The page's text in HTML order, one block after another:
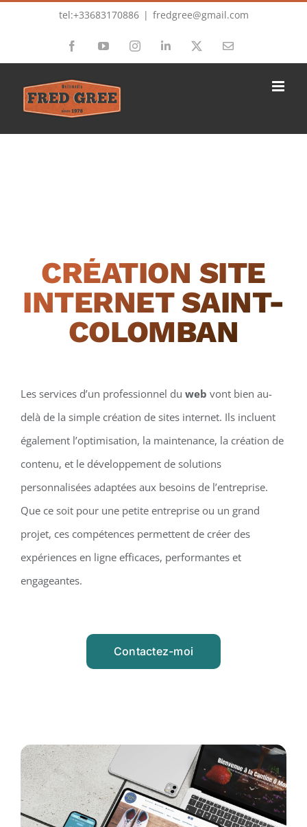
tel:+33683170886 | fredgree@gmail.com
FacebookYouTubeInstagramLinkedIn Email
CRÉATION SITE
INTERNET SAINT-
COLOMBAN
Les services d’un professionnel du web vont bien au-
delà de la simple création de sites internet. Ils incluent
également l’optimisation, la maintenance, la création de
contenu, et le développement de solutions
personnalisées adaptées aux besoins de l’entreprise.
Que ce soit pour une petite entreprise ou un grand
projet, ces compétences permettent de créer des
expériences en ligne efficaces, performantes et
engageantes.
Contactez-moi